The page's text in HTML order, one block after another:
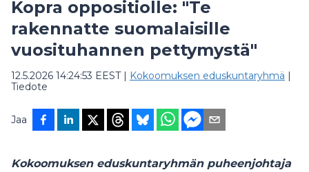
Kopra oppositiolle: "Te
rakennatte suomalaisille
vuosituhannen pettymystä"
12.5.2026 14:24:53 EEST| Kokoomuksen eduskuntaryhmä |
Tiedote
Jaa
Kokoomuksen eduskuntaryhmän puheenjohtaja